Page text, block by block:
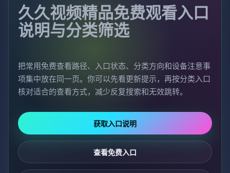
久久视频精品免费观看入口
说明与分类筛选
把常用免费查看路径、入口状态、分类方向和设备注意事
项集中放在同一页。你可以先看更新提示，再按分类入口
核对适合的查看方式，减少反复搜索和无效跳转。
获取入口说明
查看免费入口